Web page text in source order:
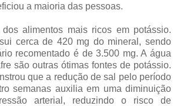
a maioria das pessoas.
alimentos mais ricos em potássio.
cerca de 420 mg do mineral, sendo
recomentado é de 3.500 mg. A água
são outras ótimas fontes de potássio.
que a redução de sal pelo período
semanas auxilia em uma diminuição
arterial, reduzindo o risco de